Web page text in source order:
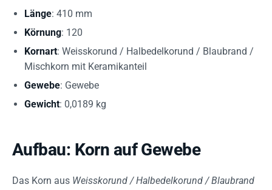
Länge: 410 mm
Körnung: 120
Kornart: Weisskorund / Halbedelkorund / Blaubrand /
Mischkorn mit Keramikanteil
Gewebe: Gewebe
Gewicht: 0,0189 kg
Aufbau: Korn auf Gewebe
Das Korn aus Weisskorund / Halbedelkorund / Blaubrand